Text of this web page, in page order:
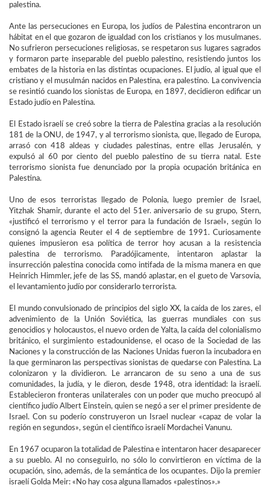
palestina.
Ante las persecuciones en Europa, los judíos de Palestina encontraron un
hábitat en el que gozaron de igualdad con los cristianos y los musulmanes.
No sufrieron persecuciones religiosas, se respetaron sus lugares sagrados
y formaron parte inseparable del pueblo palestino, resistiendo juntos los
embates de la historia en las distintas ocupaciones. El judío, al igual que el
cristiano y el musulmán nacidos en Palestina, era palestino. La convivencia
se resintió cuando los sionistas de Europa, en 1897, decidieron edificar un
Estado judío en Palestina.
El Estado israelí se creó sobre la tierra de Palestina gracias a la resolución
181 de la ONU, de 1947, y al terrorismo sionista, que, llegado de Europa,
arrasó con 418 aldeas y ciudades palestinas, entre ellas Jerusalén, y
expulsó al 60 por ciento del pueblo palestino de su tierra natal. Este
terrorismo sionista fue denunciado por la propia ocupación británica en
Palestina.
Uno de esos terroristas llegado de Polonia, luego premier de Israel,
Yitzhak Shamir, durante el acto del 51er. aniversario de su grupo, Stern,
«justificó el terrorismo y el terror para la fundación de Israel», según lo
consignó la agencia Reuter el 4 de septiembre de 1991. Curiosamente
quienes impusieron esa política de terror hoy acusan a la resistencia
palestina de terrorismo. Paradójicamente, intentaron aplastar la
insurrección palestina conocida como intifada de la misma manera en que
Heinrich Himmler, jefe de las SS, mandó aplastar, en el gueto de Varsovia,
el levantamiento judío por considerarlo terrorista.
El mundo convulsionado de principios del siglo XX, la caída de los zares, el
advenimiento de la Unión Soviética, las guerras mundiales con sus
genocidios y holocaustos, el nuevo orden de Yalta, la caída del colonialismo
británico, el surgimiento estadounidense, el ocaso de la Sociedad de las
Naciones y la construcción de las Naciones Unidas fueron la incubadora en
la que germinaron las perspectivas sionistas de quedarse con Palestina. La
colonizaron y la dividieron. Le arrancaron de su seno a una de sus
comunidades, la judía, y le dieron, desde 1948, otra identidad: la israelí.
Establecieron fronteras unilaterales con un poder que mucho preocupó al
científico judío Albert Einstein, quien se negó a ser el primer presidente de
Israel. Con su poderío construyeron un Israel nuclear «capaz de volar la
región en segundos», según el científico israelí Mordachei Vanunu.
En 1967 ocuparon la totalidad de Palestina e intentaron hacer desaparecer
a su pueblo. Al no conseguirlo, no sólo lo convirtieron en víctima de la
ocupación, sino, además, de la semántica de los ocupantes. Dijo la premier
israelí Golda Meir: «No hay cosa alguna llamados «palestinos».»